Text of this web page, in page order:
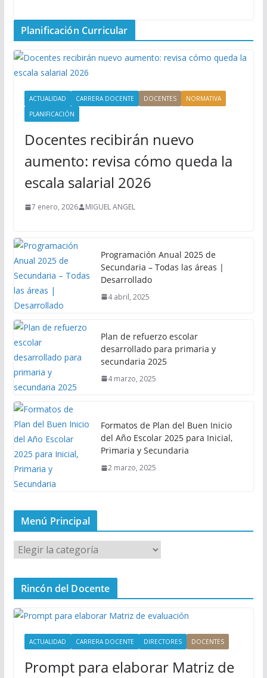
Planificación Curricular
ACTUALIDAD CARRERA DOCENTE DOCENTES
NORMATIVA
PLANIFICACIÓN
Docentes recibirán nuevo
aumento: revisa cómo queda la
escala salarial 2026
7 enero, 2026 MIGUEL ANGEL
Programación Anual 2025 de
Secundaria – Todas las áreas |
Desarrollado
4 abril, 2025
Plan de refuerzo escolar
desarrollado para primaria y
secundaria 2025
4 marzo, 2025
Formatos de Plan del Buen Inicio
del Año Escolar 2025 para Inicial,
Primaria y Secundaria
2 marzo, 2025
Menú Principal
M
e
n
P
Rincón del Docente
ACTUALIDAD CARRERA DOCENTE DIRECTORES DOCENTES
Prompt para elaborar Matriz de